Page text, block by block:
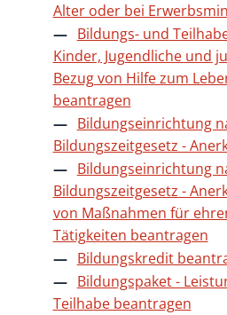
Alter oder bei
Bildungs- und
Kinder, Jugendliche und
Bezug von Hilfe zum
beantragen
Bildungseinrichtung
Bildungszeitgesetz -
Bildungseinrichtung
Bildungszeitgesetz -
von Maßnahmen für
Tätigkeiten beantragen
Bildungskredit
Bildungspaket -
Teilhabe beantragen